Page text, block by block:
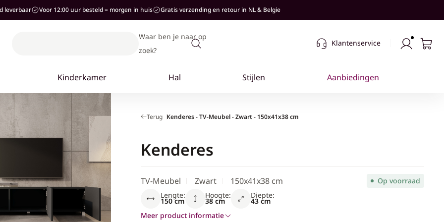
leverbaar Voor 12:00 uur besteld = morgen in huis Gratis verzending en retour in NL & Belgie
Waar ben je naar op
zoek?
Klantenservice
Terug Kenderes - TV-Meubel - Zwart - 150x41x38 cm
Kenderes
TV-Meubel Zwart 150x41x38 cm
Op voorraad
Lengte:
150 cm
Hoogte:
38 cm
Diepte:
43 cm
Meer product informatie